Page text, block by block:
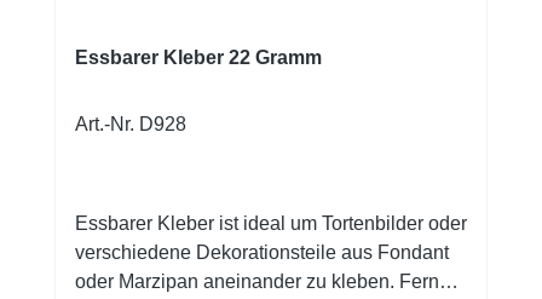
Essbarer Kleber 22 Gramm
Art.-Nr. D928
Essbarer Kleber ist ideal um Tortenbilder oder
verschiedene Dekorationsteile aus Fondant
oder Marzipan aneinander zu kleben. Ferner